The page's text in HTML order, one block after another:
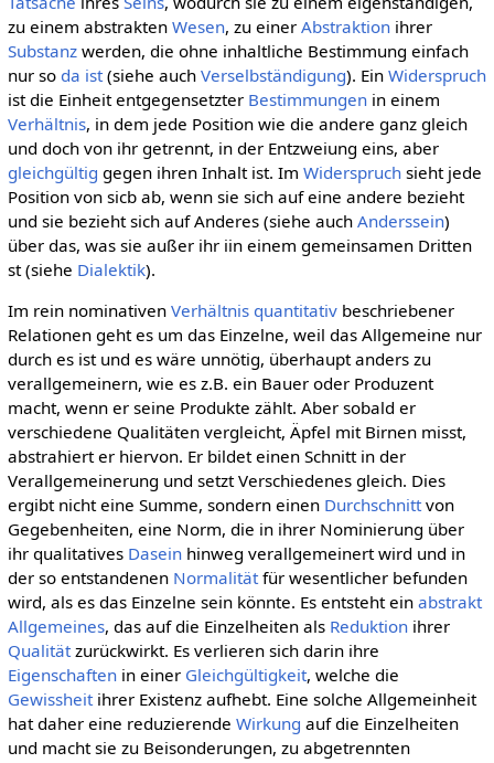
zu einem abstrakten Wesen, zu einer Abstraktionihrer
Substanzwerden, die ohne inhaltliche Bestimmung einfach
nur so da ist(siehe auch Verselbständigung). Ein Widerspruch
ist die Einheit entgegensetzter Bestimmungenin einem
Verhältnis, in dem jede Position wie die andere ganz gleich
und doch von ihr getrennt, in der Entzweiung eins, aber
gleichgültig gegen ihren Inhalt ist. Im Widerspruchsieht jede
Position von sicb ab, wenn sie sich auf eine andere bezieht
und sie bezieht sich auf Anderes (siehe auch Anderssein)
über das, was sie außer ihr iin einem gemeinsamen Dritten
st (siehe Dialektik).
Im rein nominativen Verhältnis quantitativbeschriebener
Relationen geht es um das Einzelne, weil das Allgemeine nur
durch es ist und es wäre unnötig, überhaupt anders zu
verallgemeinern, wie es z.B. ein Bauer oder Produzent
macht, wenn er seine Produkte zählt. Aber sobald er
verschiedene Qualitäten vergleicht, Äpfel mit Birnen misst,
abstrahiert er hiervon. Er bildet einen Schnitt in der
Verallgemeinerung und setzt Verschiedenes gleich. Dies
ergibt nicht eine Summe, sondern einen Durchschnittvon
Gegebenheiten, eine Norm, die in ihrer Nominierung über
ihr qualitatives Daseinhinweg verallgemeinert wird und in
der so entstandenen Normalitätfür wesentlicher befunden
wird, als es das Einzelne sein könnte. Es entsteht ein abstrakt
Allgemeines, das auf die Einzelheiten als Reduktionihrer
Qualitätzurückwirkt. Es verlieren sich darin ihre
Eigenschaftenin einer Gleichgültigkeit, welche die
Gewissheitihrer Existenz aufhebt. Eine solche Allgemeinheit
hat daher eine reduzierende Wirkung auf die Einzelheiten
und macht sie zu Beisonderungen, zu abgetrennten